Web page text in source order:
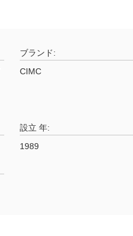
ブランド:
CIMC
設立 年:
1989